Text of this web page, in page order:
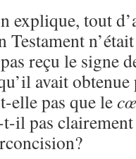
explique, tout
Testament
reçu le signe
avait
elle pas que le
il pas